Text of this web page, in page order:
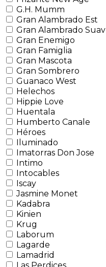
G.H. Mumm
Gran Alambrado Est
Gran Alambrado Suav
Gran Enemigo
Gran Famiglia
Gran Mascota
Gran Sombrero
Guanaco West
Helechos
Hippie Love
Huentala
Humberto Canale
Héroes
Iluminado
Imatorras Don Jose
Intimo
Intocables
Iscay
Jasmine Monet
Kadabra
Kinien
Krug
Laborum
Lagarde
Lamadrid